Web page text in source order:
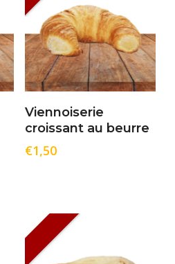
Ajouter Au Panier
Viennoiserie
croissant au beurre
€1,50